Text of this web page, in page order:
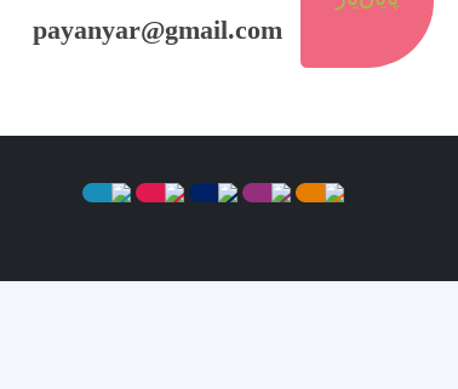
payanyar@gmail.com